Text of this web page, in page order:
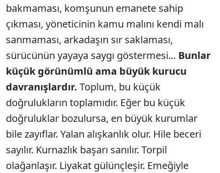
bakmaması, komşunun emanete sahip
çıkması, yöneticinin kamu malını kendi malı
sanmaması, arkadaşın sır saklaması,
sürücünün yayaya saygı göstermesi... Bunlar
küçük görünümlü ama büyük kurucu
davranışlardır. Toplum, bu küçük
doğrulukların toplamıdır. Eğer bu küçük
doğruluklar bozulursa, en büyük kurumlar
bile zayıflar. Yalan alışkanlık olur. Hile beceri
sayılır. Kurnazlık başarı sanılır. Torpil
olağanlaşır. Liyakat gülünçleşir. Emeğiyle